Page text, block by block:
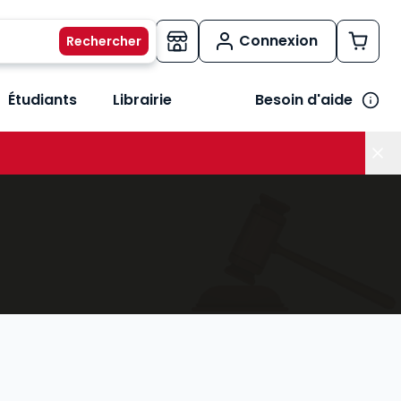
Connexion
métiers
le sous-menu Vos besoins
Étudiants Librairie Besoin d'aide